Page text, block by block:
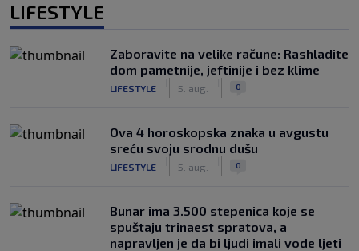
LIFESTYLE
Zaboravite na velike račune: Rashladite
dom pametnije, jeftinije i bez klime
LIFESTYLE 5. aug. 0
Ova 4 horoskopska znaka u avgustu
sreću svoju srodnu dušu
LIFESTYLE 5. aug. 0
Bunar imа 3.500 stepenica koje se
spuštaju trinaest spratova, a
napravljen je da bi ljudi imali vode ljeti